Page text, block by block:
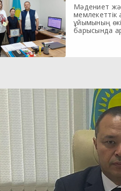
Мәдениет
мемлекеттік
ұйымының
барысында